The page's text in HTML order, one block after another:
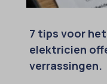
7 tips voor
elektricien
verrassingen.